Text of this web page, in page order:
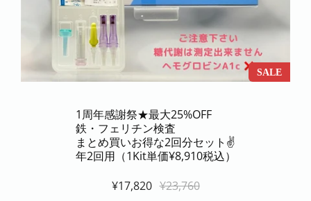
SALE
1周年感謝祭★最大25%OFF
鉄・フェリチン検査
まとめ買いお得な2回分セット✌️
年2回用（1Kit単価¥8,910税込）
¥17,820 ¥23,760